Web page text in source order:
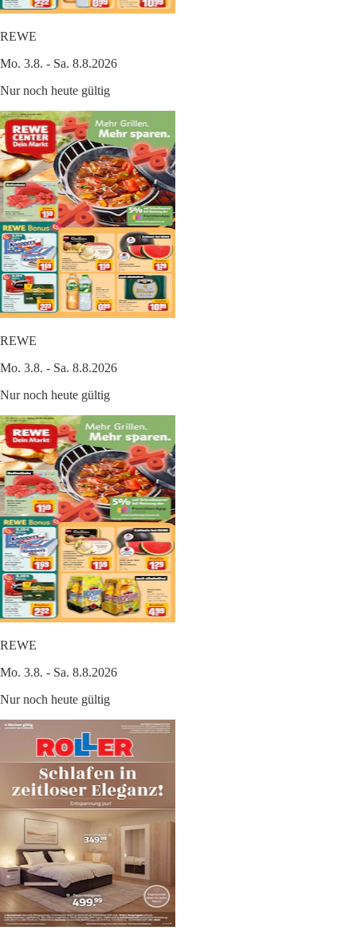
REWE
Mo. 3.8. - Sa. 8.8.2026
Nur noch heute gültig
REWE
Mo. 3.8. - Sa. 8.8.2026
Nur noch heute gültig
REWE
Mo. 3.8. - Sa. 8.8.2026
Nur noch heute gültig